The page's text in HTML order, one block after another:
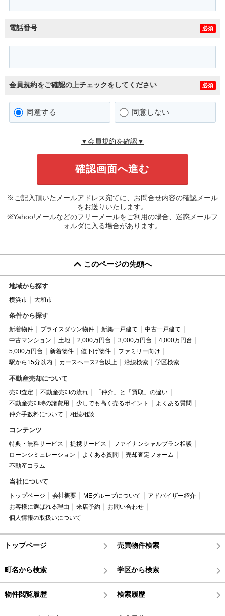
電話番号 必須
会員規約をご確認の上チェックをしてください 必須
同意する 同意しない
▼会員規約を確認▼
※ご記入頂いたメールアドレス宛てに、お問合せ内容の確認メール
をお送りいたします。
※Yahoo!メールなどのフリーメールをご利用の場合、迷惑メールフ
ォルダに入る場合があります。
このページの先頭へ
地域から探す
横浜市 大和市
条件から探す
新着物件 プライスダウン物件 新築一戸建て
中古一戸建て
中古マンション
土地 2,000万円台 3,000万円台
4,000万円台
5,000万円台
新着物件 値下げ物件
ファミリー向け
駅から15分以内
カースペース2台以上 沿線検索 学区検索
不動産売却について
売却査定 不動産売却の流れ
「仲介」と「買取」の違い
不動産売却時の諸費用
少しでも高く売るポイント
よくある質問
仲介手数料について
相続相談
コンテンツ
特典・無料サービス 提携サービス
ファイナンシャルプラン相談
ローンシミュレーション
よくある質問
売却査定フォーム
不動産コラム
当社について
トップページ 会社概要 MEグループについて
アドバイザー紹介
お客様に選ばれる理由
来店予約
お問い合わせ
個人情報の取扱いについて
トップページ 売買物件検索
町名から検索 学区から検索
物件閲覧履歴 検索履歴